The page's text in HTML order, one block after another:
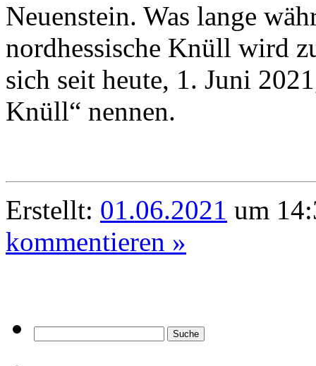
Neuenstein. Was lange
nordhessische Knüll wird
sich seit heute, 1. Juni
Knüll“ nennen.
Erstellt: 01.06.2021 um
kommentieren »